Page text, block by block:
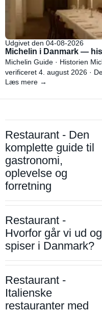
Udgivet den 04-08-2026
Michelin i Danmark —
Michelin Guide · Historien
verificeret 4. august 2026 · De
Læs mere →
Restaurant - Den
komplette guide til
gastronomi,
oplevelse og
forretning
Restaurant -
Hvorfor går vi ud og
spiser i Danmark?
Restaurant -
Italienske
restauranter med